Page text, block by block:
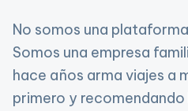
No somos una
Somos una empresa
hace años arma viajes a
primero y